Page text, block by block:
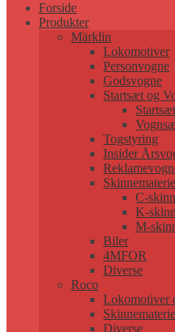
Forside
Produkter
Märklin
Lokomotiver
Personvogne
Godsvogne
Startsæt og
Startsæt
Togstyring
Insider
C-
K-
M-
Biler
4MFOR
Diverse
Roco
Lokomotiver
Diverse